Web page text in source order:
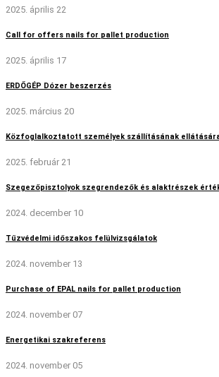
2025. április 22
Call for offers nails for pallet production
2025. április 17
ERDŐGÉP Dózer beszerzés
2025. március 20
Közfoglalkoztatott személyek szállításának
2025. február 21
Szegezőpisztolyok szegrendezők és alaktrészek
2024. december 10
Tűzvédelmi időszakos felülvizsgálatok
2024. november 13
Purchase of EPAL nails for pallet production
2024. november 07
Energetikai szakreferens
2024. november 05